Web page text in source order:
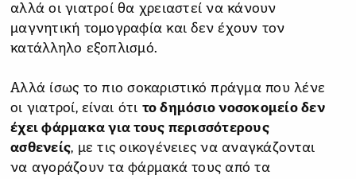
αλλά οι γιατροί θα χρειαστεί να κάνουν
μαγνητική τομογραφία και δεν έχουν τον
κατάλληλο εξοπλισμό.
Αλλά ίσως το πιο σοκαριστικό πράγμα που λένε
οι γιατροί, είναι ότι το δημόσιο νοσοκομείο δεν
έχει φάρμακα για τους περισσότερους
ασθενείς, με τις οικογένειες να αναγκάζονται
να αγοράζουν τα φάρμακά τους από τα